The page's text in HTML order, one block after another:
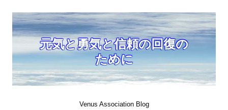
元気と勇気と信頼の回復の
ために
Venus Association Blog